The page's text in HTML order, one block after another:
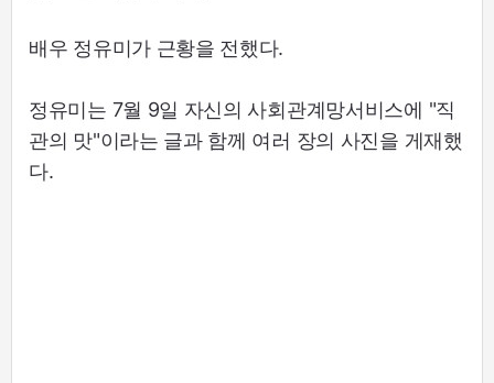
배우 정유미가 근황을 전했다.
정유미는 7월 9일 자신의 사회관계망서비스에 "직
관의 맛"이라는 글과 함께 여러 장의 사진을 게재했
다.